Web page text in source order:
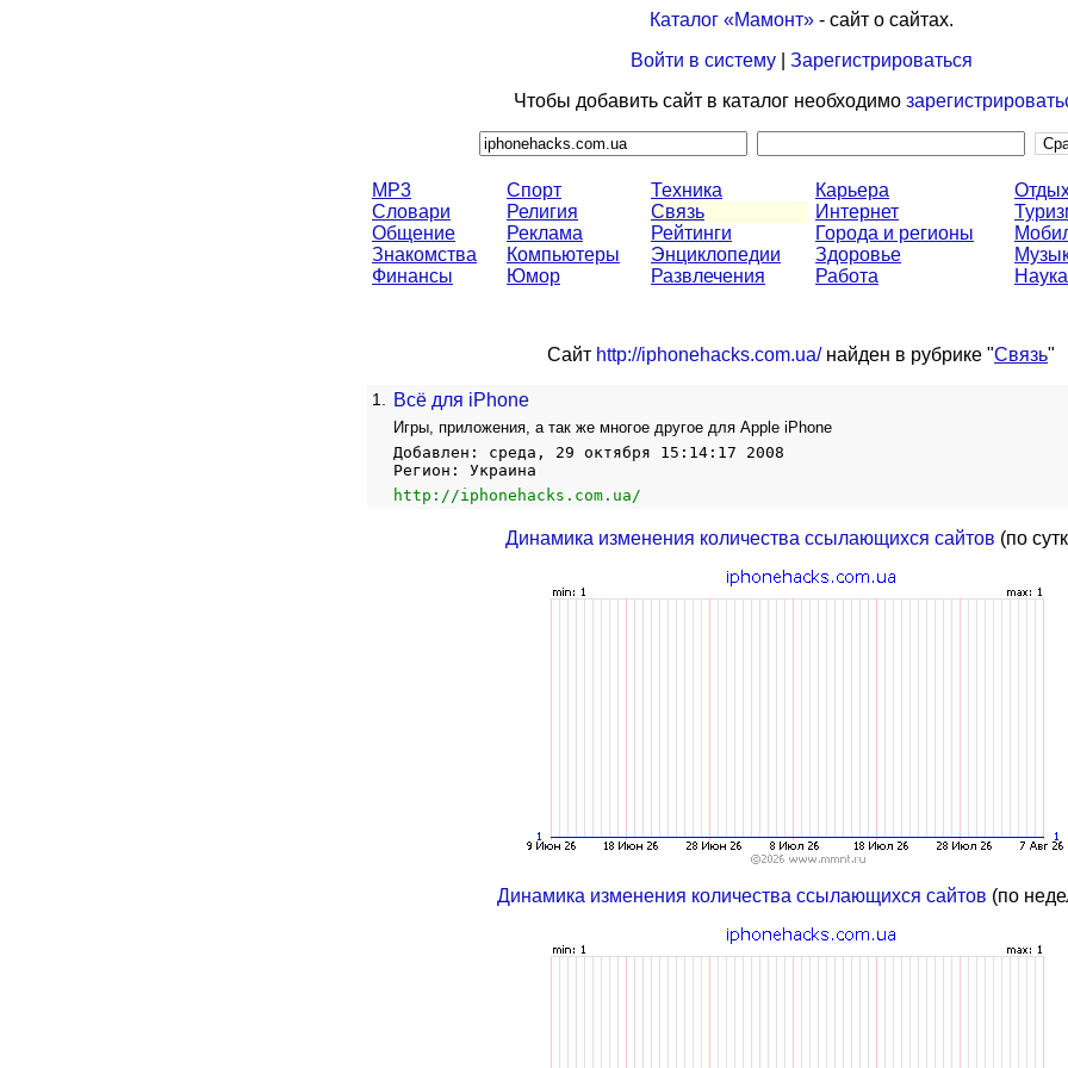
Каталог «Мамонт»- сайт о сайтах.
Войти в систему| Зарегистрироваться
Чтобы добавить сайт в каталог необходимо
MP3
Словари
Общение
Знакомства
Финансы
Спорт
Религия
Реклама
Компьютеры
Юмор
Техника
Связь
Рейтинги
Энциклопедии
Развлечения
Карьера
Интернет
Города и регионы
Здоровье
Работа
Наука
Сайт http://iphonehacks.com.ua/найден в рубрике "Связь"
1. Всё для iPhone
Игры, приложения, а так же многое другое для Apple iPhone
Добавлен: среда, 29 октября 15:14:17 2008
Регион: Украина
http://iphonehacks.com.ua/
Динамика изменения количества ссылающихся сайтов (по
Динамика изменения количества ссылающихся сайтов (по